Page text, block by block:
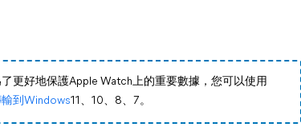
更好地保護Apple Watch上的重要數據，您可以使用
到Windows11、10、8、7。